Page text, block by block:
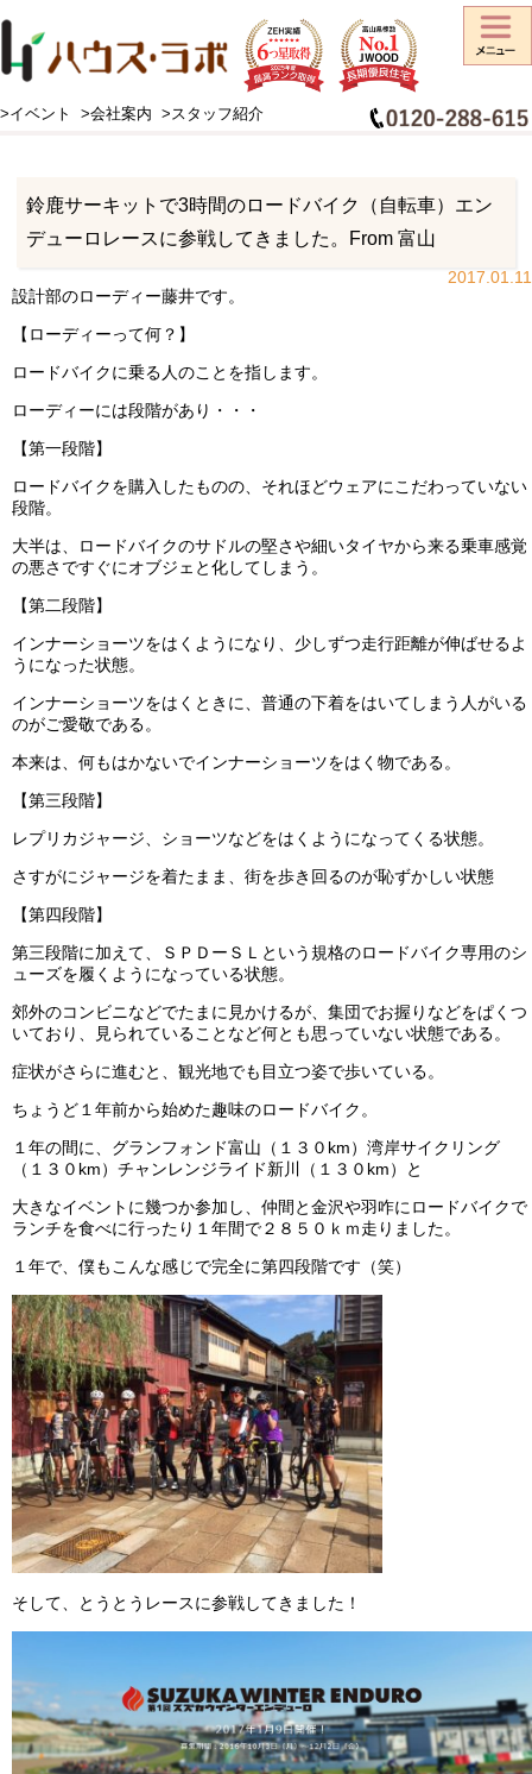
>イベント >会社案内 >スタッフ紹介
HOME > スタッフブログ > お知らせ>鈴鹿サーキットで3時間のロードバイク（自転車）エンデューロレースに参戦してきました。From 富山
鈴鹿サーキットで3時間のロードバイク（自転車）エン
デューロレースに参戦してきました。From 富山
2017.01.11
設計部のローディー藤井です。
【ローディーって何？】
ロードバイクに乗る人のことを指します。
ローディーには段階があり・・・
【第一段階】
ロードバイクを購入したものの、それほどウェアにこだわっていない
段階。
大半は、ロードバイクのサドルの堅さや細いタイヤから来る乗車感覚
の悪さですぐにオブジェと化してしまう。
【第二段階】
インナーショーツをはくようになり、少しずつ走行距離が伸ばせるよ
うになった状態。
インナーショーツをはくときに、普通の下着をはいてしまう人がいる
のがご愛敬である。
本来は、何もはかないでインナーショーツをはく物である。
【第三段階】
レプリカジャージ、ショーツなどをはくようになってくる状態。
さすがにジャージを着たまま、街を歩き回るのが恥ずかしい状態
【第四段階】
第三段階に加えて、ＳＰＤーＳＬという規格のロードバイク専用のシ
ューズを履くようになっている状態。
郊外のコンビニなどでたまに見かけるが、集団でお握りなどをぱくつ
いており、見られていることなど何とも思っていない状態である。
症状がさらに進むと、観光地でも目立つ姿で歩いている。
ちょうど１年前から始めた趣味のロードバイク。
１年の間に、グランフォンド富山（１３０km）湾岸サイクリング
（１３０km）チャンレンジライド新川（１３０km）と
大きなイベントに幾つか参加し、仲間と金沢や羽咋にロードバイクで
ランチを食べに行ったり１年間で２８５０ｋｍ走りました。
１年で、僕もこんな感じで完全に第四段階です（笑）
そして、とうとうレースに参戦してきました！